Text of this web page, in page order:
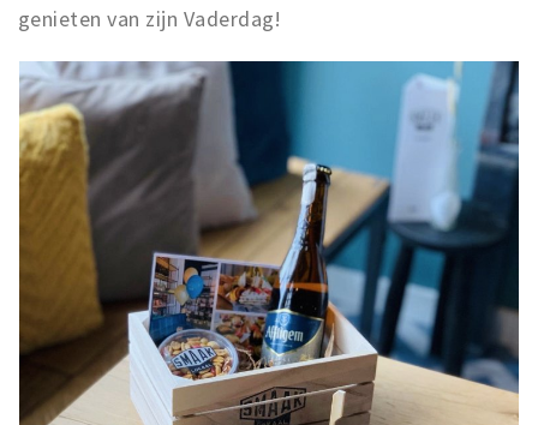
genieten van zijn Vaderdag!